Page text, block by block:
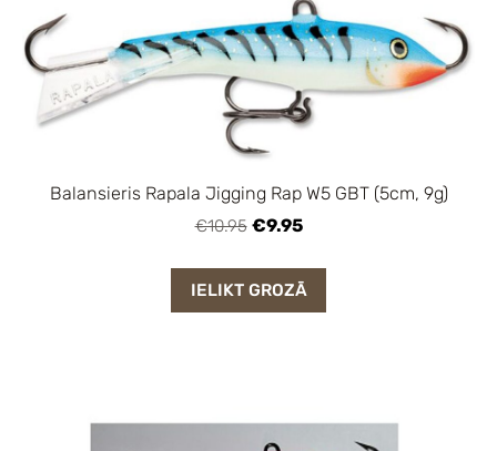
Balansieris Rapala Jigging Rap W5 GBT (5cm, 9g)
€10.95 €9.95
IELIKT GROZĀ